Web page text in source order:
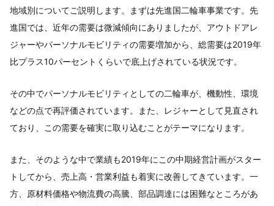
地域別についてご説明します。まずは先進国二輪車事業です。先
進国では、近年の需要は微減傾向にありましたが、アウトドアレ
ジャーやパーソナルモビリティの需要増加から、総需要は2019年
比プラス10パーセントくらいで底上げされている状況です。
その中でパーソナルモビリティとしての二輪車が、機動性、環境
などの点で再評価されています。また、レジャーとして見直され
ており、この需要を確実に取り込むことがテーマになります。
また、そのような中で業績も2019年にこの中期経営計画がスター
トしてから、売上高・営業利益も着実に改善してきています。一
方、原材料価格や物流費の高騰、部品調達には困難なところがあ